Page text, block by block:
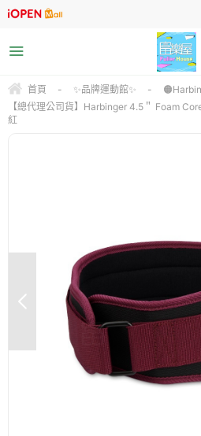
首頁 - ✨品牌運動館✨ -
【總代理公司貨】Harbinger 4.5＂ Foam
紅